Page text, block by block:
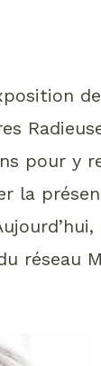
pour y
la
réseau